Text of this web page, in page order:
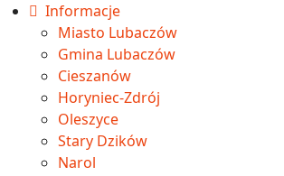
Informacje
Miasto Lubaczów
Gmina Lubaczów
Cieszanów
Horyniec-Zdrój
Oleszyce
Stary Dzików
Narol